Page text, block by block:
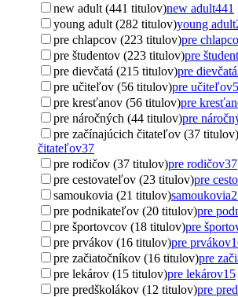
new adult (441 titulov)new adult441
young adult (282 titulov)young adult
pre chlapcov (223 titulov)pre
pre študentov (223 titulov)pre
pre dievčatá (215 titulov)pre dievčatá
pre učiteľov (56 titulov)pre učiteľov
pre kresťanov (56 titulov)pre
pre náročných (44 titulov)pre
pre začínajúcich čitateľov (37 titulov)
čitateľov37
pre rodičov (37 titulov)pre rodičov37
pre cestovateľov (23 titulov)pre
samoukovia (21 titulov)samoukovia
pre podnikateľov (20 titulov)pre
pre športovcov (18 titulov)pre
pre prvákov (16 titulov)pre prvákov
pre začiatočníkov (16 titulov)pre
pre lekárov (15 titulov)pre lekárov15
pre predškolákov (12 titulov)pre